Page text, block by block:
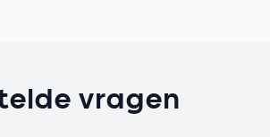
vragen